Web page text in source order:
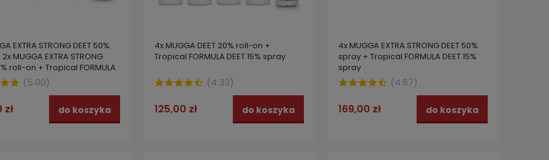
EXTRA STRONG DEET 50%
spray na KOMARY i
75 ml
do koszyka
spray + 2x MUGGA EXTRA STRONG
DEET 50% roll-on + Tropical FORMULA
DEET 15% spray
159,00 zł do koszyka
Wkład do elektrofumigatora MUGGA
zapas na 45 nocy 35 ml
23,99 zł do koszyka
EXTRA STRONG DEET 50%
MUGGA EXTRA STRONG
roll-on + Tropical FORMULA
spray
(5.00)
zł do koszyka
4x MUGGA DEET 20% roll-on +
Tropical FORMULA DEET 15% spray
(4.33)
125,00 zł do koszyka
4x MUGGA EXTRA STRONG DEET 50%
spray + Tropical FORMULA DEET 15%
spray
(4.67)
169,00 zł do koszyka